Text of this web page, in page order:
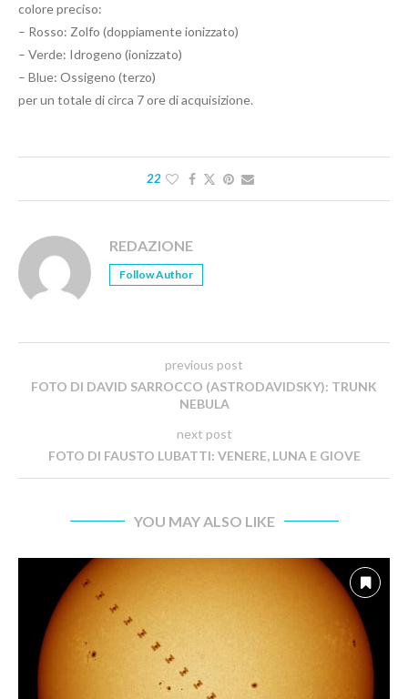
colore preciso:
– Rosso: Zolfo (doppiamente ionizzato)
– Verde: Idrogeno (ionizzato)
– Blue: Ossigeno (terzo)
per un totale di circa 7 ore di acquisizione.
22
REDAZIONE
Follow Author
previous post
FOTO DI DAVID SARROCCO (ASTRODAVIDSKY): TRUNK
NEBULA
next post
FOTO DI FAUSTO LUBATTI: VENERE, LUNA E GIOVE
YOU MAY ALSO LIKE